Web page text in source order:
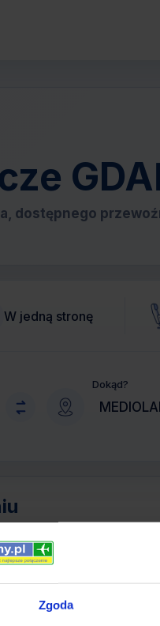
Zgoda
dostępnego
W jedną stronę
Dokąd?